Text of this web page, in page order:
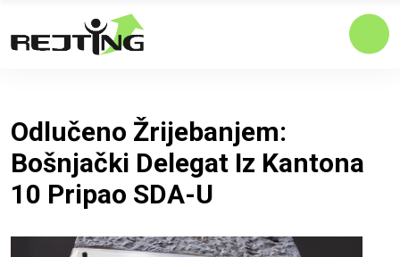
Odlučeno Žrijebanjem:
Bošnjački Delegat Iz Kantona
10 Pripao SDA-U